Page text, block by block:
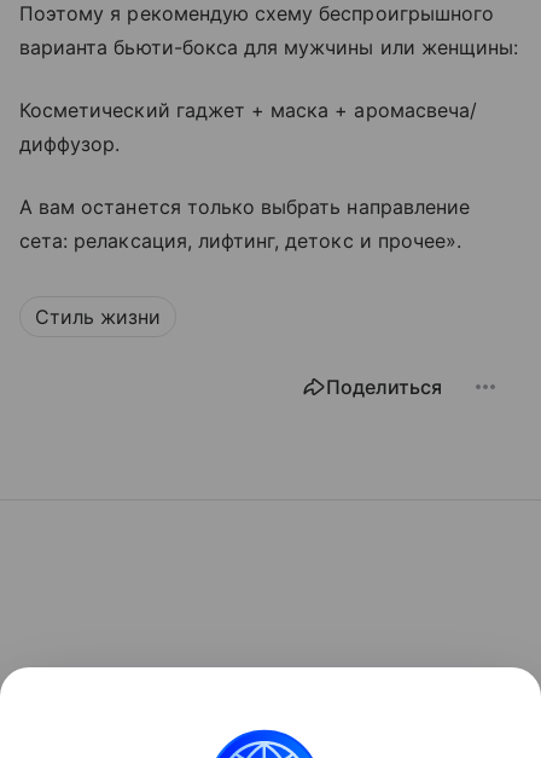
Поэтому я рекомендую схему беспроигрышного
варианта бьюти-бокса для мужчины или женщины:
Косметический гаджет + маска + аромасвеча/
диффузор.
А вам останется только выбрать направление
сета: релаксация, лифтинг, детокс и прочее».
Стиль жизни
Поделиться